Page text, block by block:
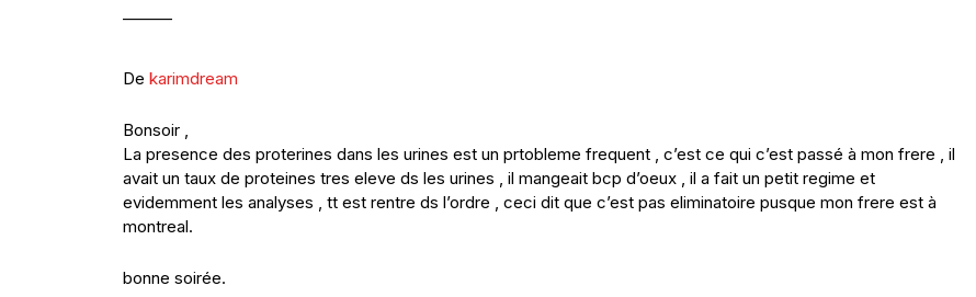
———
De karimdream
Bonsoir ,
La presence des proterines dans les urines est un prtobleme frequent , c’est ce qui c’est passé à mon frere , il
avait un taux de proteines tres eleve ds les urines , il mangeait bcp d’oeux , il a fait un petit regime et
evidemment les analyses , tt est rentre ds l’ordre , ceci dit que c’est pas eliminatoire pusque mon frere est à
montreal.
bonne soirée.